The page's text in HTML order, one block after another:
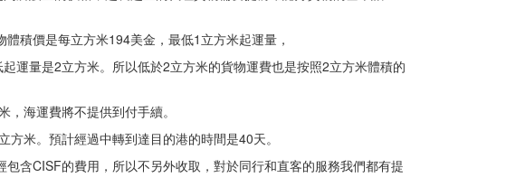
積價是每立方米194美金，最低1立方米起運量，
運量是2立方米。所以低於2立方米的貨物運費也是按照2立方米體積的
海運費將不提供到付手續。
米。預計經過中轉到達目的港的時間是40天。
含CISF的費用，所以不另外收取，對於同行和直客的服務我們都有提